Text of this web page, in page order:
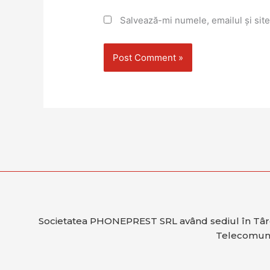
Salvează-mi numele, emailul și
Societatea PHONEPREST SRL având sediul în